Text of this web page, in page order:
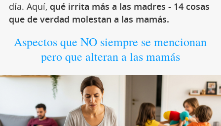
día. Aquí, qué irrita más a las madres - 14 cosas
que de verdad molestan a las mamás.
Aspectos que NO siempre se mencionan
pero que alteran a las mamás